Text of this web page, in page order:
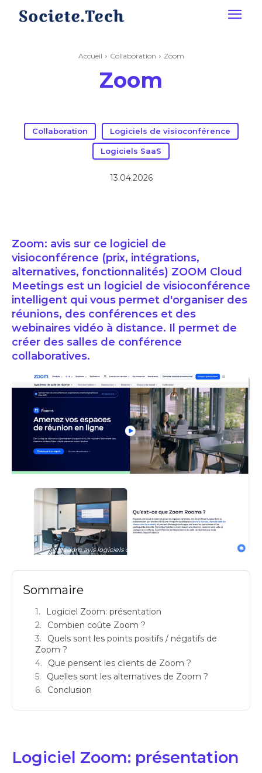
Accueil Collaboration Zoom
Zoom
Collaboration Logiciels de visioconférence
Logiciels SaaS
13.04.2026
Zoom: avis sur ce logiciel de
visioconférence (prix, intégrations,
alternatives, fonctionnalités) ZOOM Cloud
Meetings est un logiciel de visioconférence
intelligent qui vous permet d'organiser des
réunions, des conférences et des
webinaires vidéo à distance. Il permet de
créer des salles de conférence
collaboratives.
zoom avis logiciels de visioconference prix
Sommaire
Logiciel Zoom: présentation
Combien coûte Zoom ?
Quels sont les points positifs / négatifs de
Zoom ?
Que pensent les clients de Zoom ?
Quelles sont les alternatives de Zoom ?
Conclusion
Logiciel Zoom: présentation